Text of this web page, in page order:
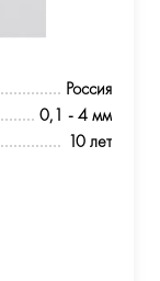
Россия
0,1 - 4 мм
10 лет